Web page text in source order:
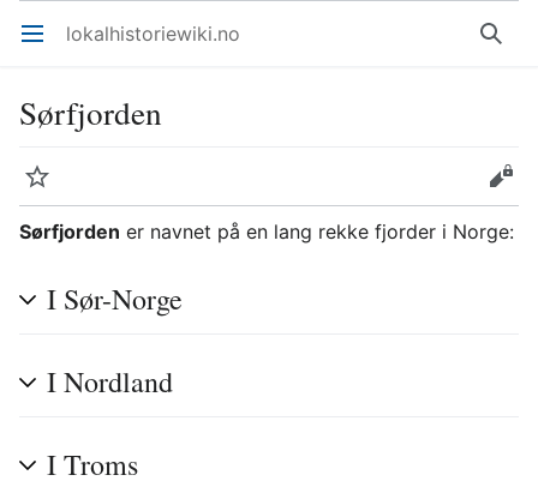
Åpne hovedmenyen lokalhistoriewiki.no Søk
Sørfjorden
Overvåk
Rediger
Sørfjorden er navnet på en lang rekke fjorder i Norge:
I Sør-Norge
I Nordland
I Troms